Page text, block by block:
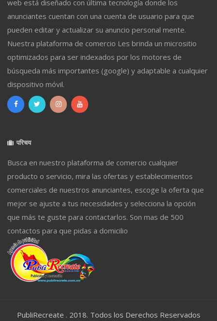
web está diseñado con última tecnología donde los
anunciantes cuentan con una cuenta de usuario para que
pueden editar y actualizar su anuncio personal mente.
Nuestra plataforma de comercio Les brinda un micrositio
optimizados para ser indexados por los motores de
búsqueda más importantes (google) y adaptable a cualquier
dispositivo móvil.
परिचय
Busca en nuestro plataforma de comercio cualquier
producto o servicio, mira las ofertas y establecimientos
comerciales de nuestros anunciantes, escoge la oferta que
mejor se ajuste a tus necesidades y selecciona la opción
que más te guste para contactarlos. Son mas de 500
contactos para que pidas a domicilio
PubliRecreate . 2018. Todos los Derechos Reservados